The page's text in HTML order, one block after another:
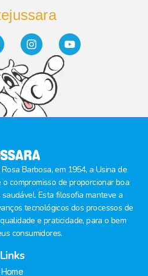
Barbosa, em 1954, a Usina de
compromisso de proporcionar boa
Esta filosofia manteve a
tecnológicos dos processos de
e praticidade, para o bem
consumidores.
Links
Home